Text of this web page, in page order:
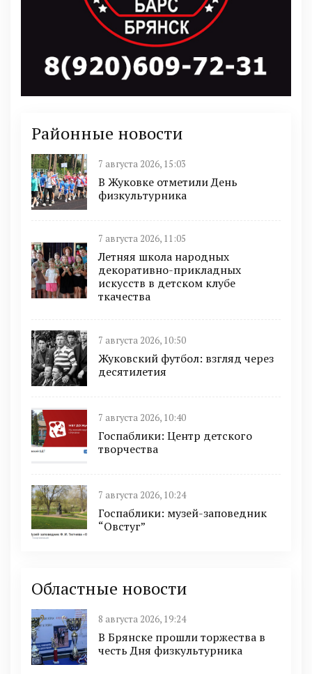
Районные новости
7 августа 2026, 15:03
В Жуковке отметили День
физкультурника
7 августа 2026, 11:05
Летняя школа народных
декоративно-прикладных
искусств в детском клубе
ткачества
7 августа 2026, 10:50
Жуковский футбол: взгляд через
десятилетия
7 августа 2026, 10:40
Госпаблики: Центр детского
творчества
7 августа 2026, 10:24
Госпаблики: музей-заповедник
“Овстуг”
Областные новости
8 августа 2026, 19:24
В Брянске прошли торжества в
честь Дня физкультурника